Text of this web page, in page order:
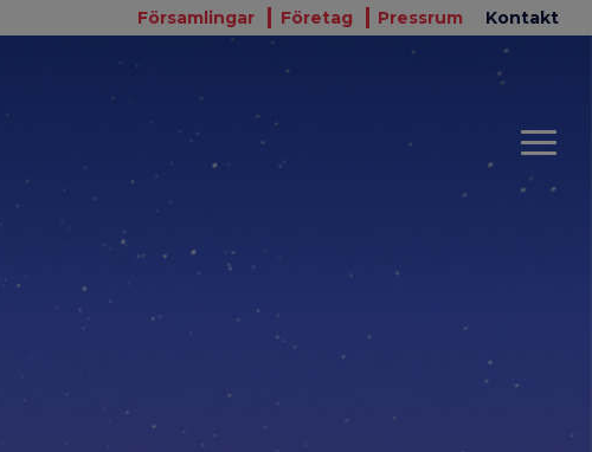
Församlingar Företag Pressrum Kontakt